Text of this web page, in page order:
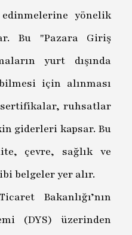
yönelik
Bu "Pazara Giriş
yurt dışında
için alınması
ruhsatlar
giderleri kapsar. Bu
çevre, sağlık ve
belgeler yer alır.
Bakanlığı’nın
(DYS) üzerinden